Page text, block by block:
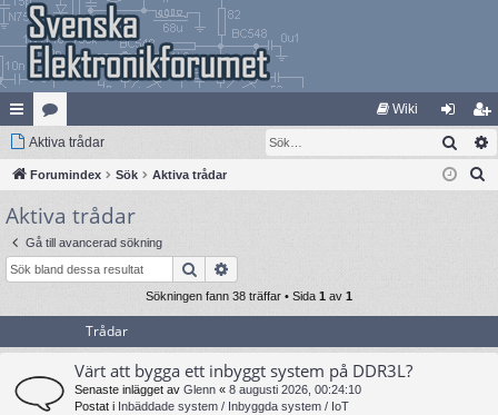
na
bb
lä
nk
ar
at
eg
ori
er
Wiki
og
ga
li
m
Aktiva trådar Sök
Forumindex Sök Aktiva trådar
Aktiva trådar
Gå till avancerad sökning
Sök
Sökningen fann 38 träffar • Sida 1 av 1
Trådar
Värt att bygga ett inbyggt system på DDR3L?
Senaste inlägget av Glenn « 8 augusti 2026, 00:24:10
Postat i Inbäddade system / Inbyggda system / IoT